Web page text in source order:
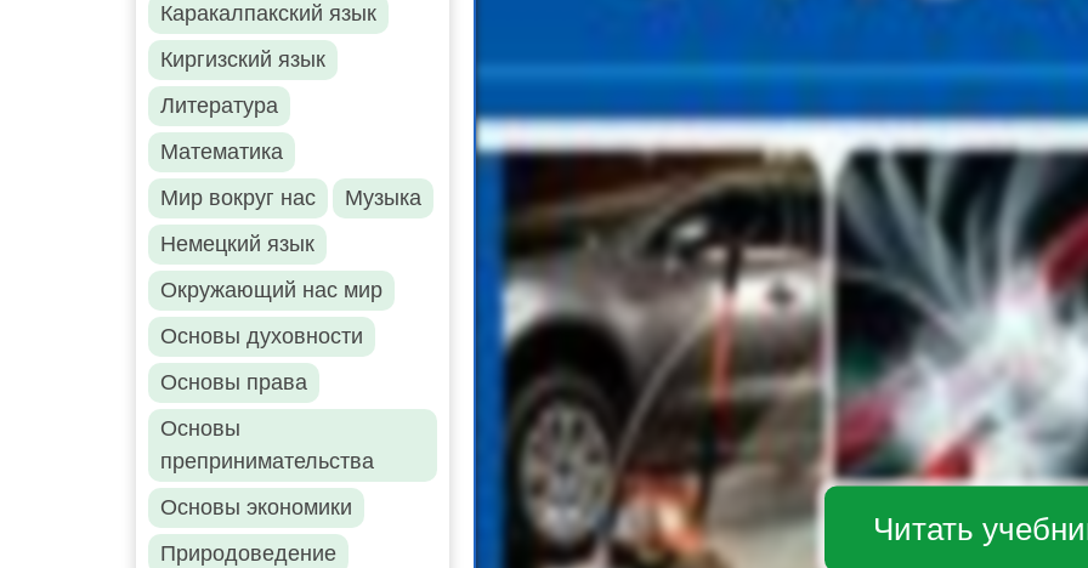
Каракалпакский язык
Киргизский язык
Литература
Математика
Мир вокруг нас
Музыка
Немецкий язык
Окружающий нас мир
Основы духовности
Основы права
Основы
препринимательства
Основы экономики
Природоведение
Читать